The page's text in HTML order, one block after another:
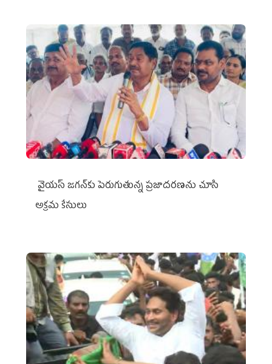
వైయ‌స్ జగన్‌కు పెరుగుతున్న ప్రజాదరణను చూసి
అక్రమ కేసులు